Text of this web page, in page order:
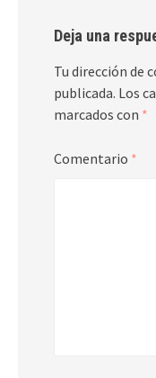
Deja una
Tu dirección de
publicada. Los
marcados con *
Comentario *